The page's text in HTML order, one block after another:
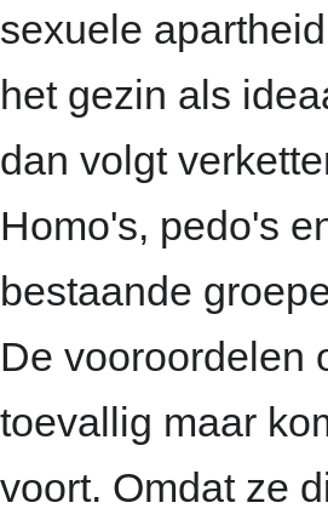
sexuele
het gezin als
dan volgt
Homo's, pedo's
bestaande
De vooroordelen
toevallig maar
voort. Omdat ze